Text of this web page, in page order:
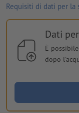
Requisiti di dati per la
Dati
È
dopo